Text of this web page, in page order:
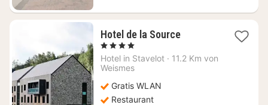
Hotel de la Source1
ab
, 4 Sterne
Hotel in Stavelot · 11.2 Km von
Weismes
Gratis WLAN
Restaurant